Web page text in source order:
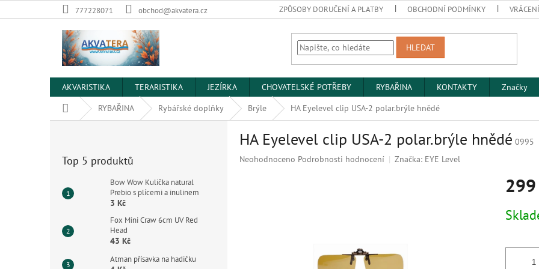
na
777228071 obchod@akvatera.cz ZPŮSOBY DORUČENÍ A PLATBY OBCHODNÍ PODMÍNKY
HLEDAT
AKVARISTIKA TERARISTIKA JEZÍRKA CHOVATELSKÉ POTŘEBY RYBAŘINA KONTAKTY
Značky
Domů
RYBAŘINA Rybářské doplňky Brýle HA Eyelevel clip USA-2 polar.brýle hnědé
Top 5 produktů
Bow Wow Kulička natural
Prebio s plícemi a inulinem
3 Kč
Fox Mini Craw 6cm UV Red
Head
43 Kč
Atman přísavka na hadičku
HA Eyelevel clip USA-2 polar.brýle hnědé 0995
Průměrné
Neohodnoceno Podrobnosti hodnocení Značka: EYE Level
cena: